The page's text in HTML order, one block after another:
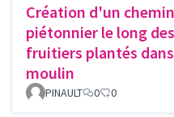
Création d'un
piétonnier le long
fruitiers plantés
moulin
PINAULT 0 0